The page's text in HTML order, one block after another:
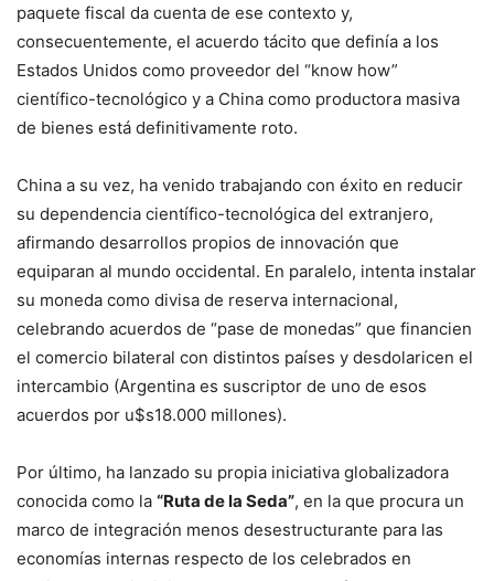
paquete fiscal da cuenta de ese contexto y,
consecuentemente, el acuerdo tácito que definía a los
Estados Unidos como proveedor del “know how”
científico-tecnológico y a China como productora masiva
de bienes está definitivamente roto.
China a su vez, ha venido trabajando con éxito en reducir
su dependencia científico-tecnológica del extranjero,
afirmando desarrollos propios de innovación que
equiparan al mundo occidental. En paralelo, intenta instalar
su moneda como divisa de reserva internacional,
celebrando acuerdos de “pase de monedas” que financien
el comercio bilateral con distintos países y desdolaricen el
intercambio (Argentina es suscriptor de uno de esos
acuerdos por u$s18.000 millones).
Por último, ha lanzado su propia iniciativa globalizadora
conocida como la “Ruta de la Seda”, en la que procura un
marco de integración menos desestructurante para las
economías internas respecto de los celebrados en